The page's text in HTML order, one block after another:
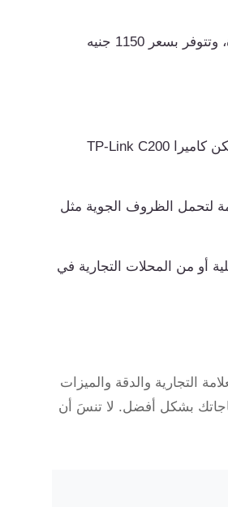
مزودة بإمكانيات الاتصال الذكي، وتسجيل فيديو عالي الجودة، وتتوفر بسعر 1150 جنيه
يعتمد ذلك على احتياجاتك، لكن كاميرا TP-Link C200
لتحمل الظروف الجوية مثل
أو من المحلات التجارية في
التجارية والدقة والميزات
بشكل أفضل. لا تنسَ أن